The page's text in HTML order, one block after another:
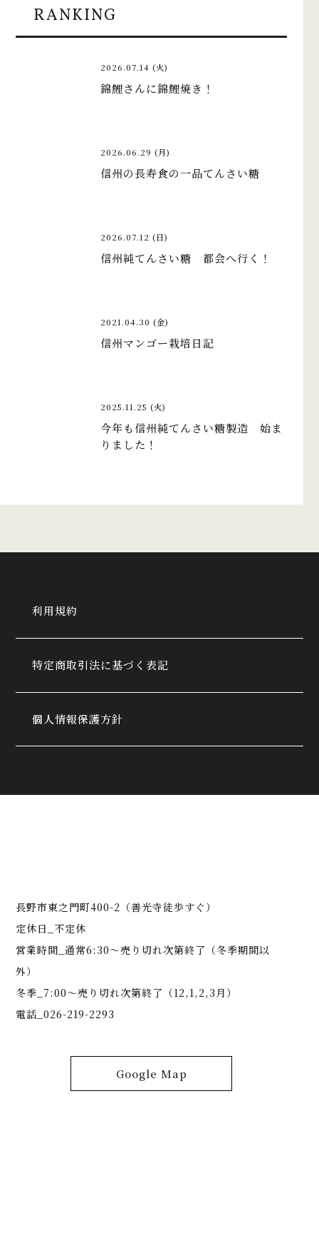
RANKING
2026.07.14 (火)
錦鯉さんに錦鯉焼き！
2026.06.29 (月)
信州の長寿食の一品てんさい糖
2026.07.12 (日)
信州純てんさい糖 都会へ行く！
2021.04.30 (金)
信州マンゴー栽培日記
2025.11.25 (火)
今年も信州純てんさい糖製造 始ま
りました！
利用規約
特定商取引法に基づく表記
個人情報保護方針
長野市東之門町400-2（善光寺徒歩すぐ）
定休日_不定休
営業時間_通常6:30～売り切れ次第終了（冬季期間以
外）
冬季_7:00～売り切れ次第終了（12,1,2,3月）
電話_026-219-2293
Google Map